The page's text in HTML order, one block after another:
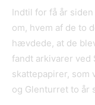
Indtil for få år
om, hvem af de to
hævdede, at de
fandt arkivarer ved
skattepapirer, som
og Glenturret to år